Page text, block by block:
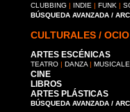
CLUBBING | INDIE | FUNK |
BÚSQUEDA AVANZADA /
CULTURALES / OCIO
ARTES ESCÉNICAS
TEATRO | DANZA |
CINE
LIBROS
ARTES PLÁSTICAS
BÚSQUEDA AVANZADA /